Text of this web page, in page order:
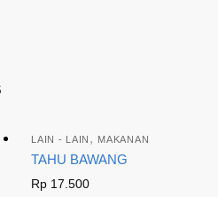
LAIN - LAIN , MAKANAN
TAHU BAWANG
Rp 17.500